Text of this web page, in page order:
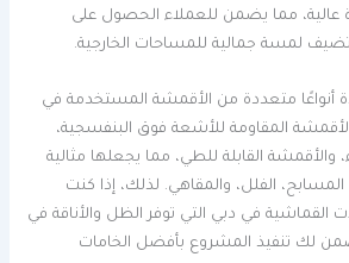
عالية، مما يضمن للعملاء الحصول على
لمسة جمالية للمساحات الخارجية.
أنواعًا متعددة من الأقمشة المستخدمة في
المقاومة للأشعة فوق البنفسجية،
والأقمشة القابلة للطي، مما يجعلها مثالية
الفلل، والمقاهي. لذلك، إذا كنت
في دبي التي توفر الظل والأناقة في
لك تنفيذ المشروع بأفضل الخامات